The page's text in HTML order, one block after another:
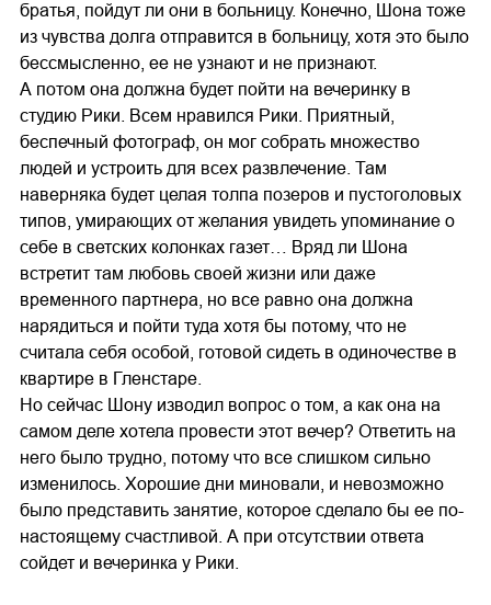
братья, пойдут ли они в больницу. Конечно, Шона тоже
из чувства долга отправится в больницу, хотя это было
бессмысленно, ее не узнают и не признают.
А потом она должна будет пойти на вечеринку в
студию Рики. Всем нравился Рики. Приятный,
беспечный фотограф, он мог собрать множество
людей и устроить для всех развлечение. Там
наверняка будет целая толпа позеров и пустоголовых
типов, умирающих от желания увидеть упоминание о
себе в светских колонках газет… Вряд ли Шона
встретит там любовь своей жизни или даже
временного партнера, но все равно она должна
нарядиться и пойти туда хотя бы потому, что не
считала себя особой, готовой сидеть в одиночестве в
квартире в Гленстаре.
Но сейчас Шону изводил вопрос о том, а как она на
самом деле хотела провести этот вечер? Ответить на
него было трудно, потому что все слишком сильно
изменилось. Хорошие дни миновали, и невозможно
было представить занятие, которое сделало бы ее по-
настоящему счастливой. А при отсутствии ответа
сойдет и вечеринка у Рики.